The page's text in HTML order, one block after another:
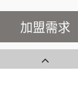
集咖啡
加盟需求